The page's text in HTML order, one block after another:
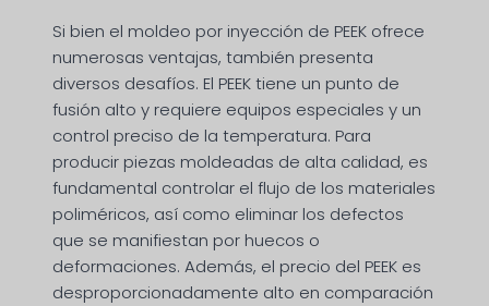
Si bien el moldeo por inyección de PEEK ofrece
numerosas ventajas, también presenta
diversos desafíos. El PEEK tiene un punto de
fusión alto y requiere equipos especiales y un
control preciso de la temperatura. Para
producir piezas moldeadas de alta calidad, es
fundamental controlar el flujo de los materiales
poliméricos, así como eliminar los defectos
que se manifiestan por huecos o
deformaciones. Además, el precio del PEEK es
desproporcionadamente alto en comparación